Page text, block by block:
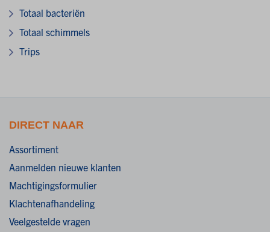
Totaal bacteriën
Totaal schimmels
Trips
DIRECT NAAR
Assortiment
Aanmelden nieuwe klanten
Machtigingsformulier
Klachtenafhandeling
Veelgestelde vragen